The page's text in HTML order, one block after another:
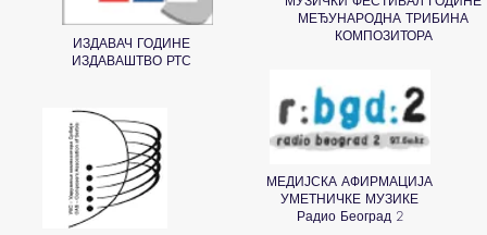
ИЗДАВАЧ ГОДИНЕ
ИЗДАВАШТВО РТС
МЕЂУНАРОДНА ТРИБИНА
КОМПОЗИТОРА
МЕДИЈСКА АФИРМАЦИЈА
УМЕТНИЧКЕ МУЗИКЕ
Радио Београд 2